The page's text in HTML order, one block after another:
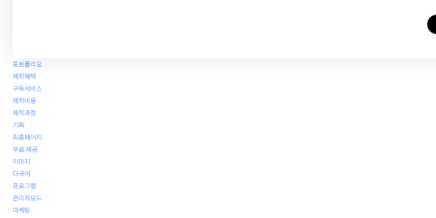
포트폴리오
제작혜택
구독서비스
제작비용
제작과정
기획
AI홈페이지
무료 제공
이미지
다국어
프로그램
관리자모드
마케팅